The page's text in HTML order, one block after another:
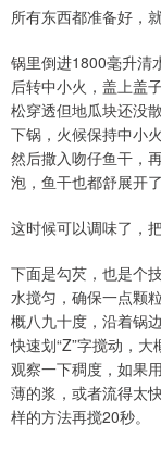
所有东西都准备好，
锅里倒进1800毫升清
后转中小火，盖上盖
松穿透但地瓜块还没
下锅，火候保持中小
然后撒入吻仔鱼干，
泡，鱼干也都舒展开了
这时候可以调味了，
下面是勾芡，也是个
水搅匀，确保一点颗
概八九十度，沿着锅
快速划“Z”字搅动，大
观察一下稠度，如果
薄的浆，或者流得太
样的方法再搅20秒。